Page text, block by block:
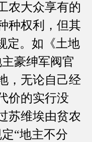
农大众享有的
种权利，但其
定。如《土地
豪绅军阀官
，无论自己经
价的实行没
苏维埃由贫农
“地主不分